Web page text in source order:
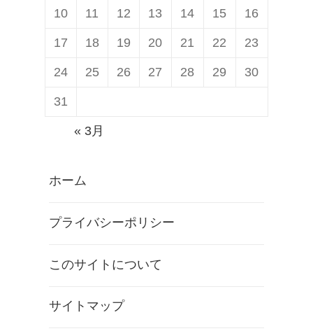
10 11 12 13 14 15 16
17 18 19 20 21 22 23
24 25 26 27 28 29 30
31
« 3月
ホーム
プライバシーポリシー
このサイトについて
サイトマップ